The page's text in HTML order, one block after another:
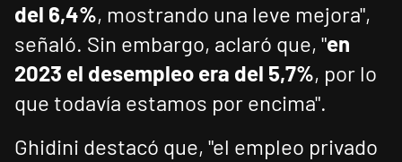
del 6,4%, mostrando una leve mejora",
señaló. Sin embargo, aclaró que, "en
2023 el desempleo era del 5,7%, por lo
que todavía estamos por encima".
Ghidini destacó que, "el empleo privado